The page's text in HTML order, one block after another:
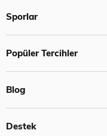
Sporlar
Popüler Tercihler
Blog
Destek